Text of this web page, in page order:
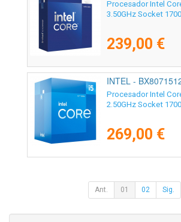
Procesador Intel
3.50GHz Socket 1700
239,00 €
INTEL -
Procesador Intel
2.50GHz Socket 1700
269,00 €
Ant. 01 02 Sig.